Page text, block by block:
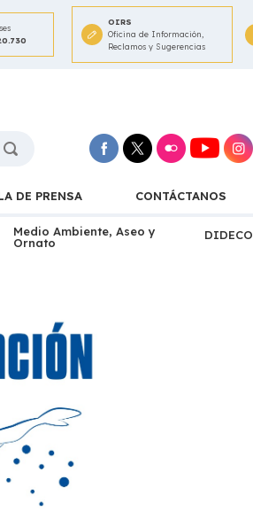
OIRS
Oficina de Información,
Reclamos y Sugerencias
DE PRENSA CONTÁCTANOS
Medio Ambiente, Aseo y
Ornato
DIDECO